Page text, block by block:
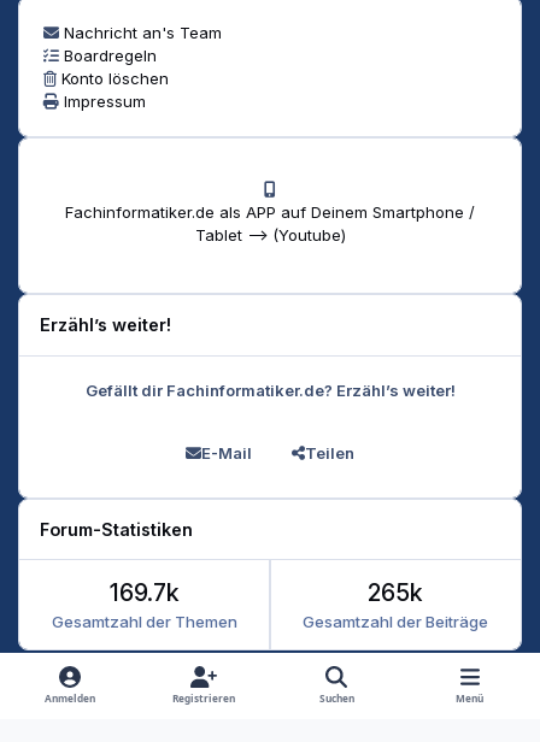
Nachricht an's Team
Boardregeln
Konto löschen
Impressum
Fachinformatiker.de als APP auf Deinem Smartphone /
Tablet --> (Youtube)
Erzähl’s weiter!
Gefällt dir Fachinformatiker.de? Erzähl’s weiter!
E-Mail Teilen
Forum-Statistiken
Gesamtzahl der Themen
169.7k
Gesamtzahl der Beiträge
265k
Heller Modus
Dunkler Modus
Systemeinstellung
Anmelden Registrieren Suchen Menü